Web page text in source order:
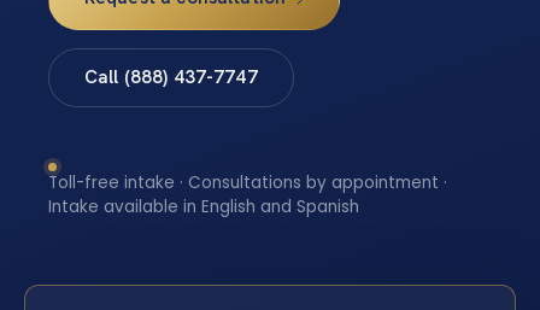
Call (888) 437-7747
Toll-free intake · Consultations by appointment ·
Intake available in English and Spanish